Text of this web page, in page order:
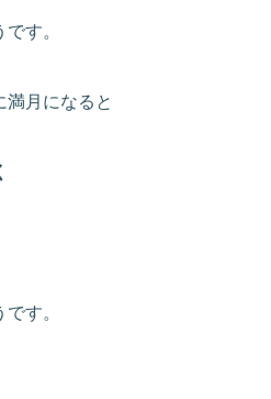
です。
満月になると
す。